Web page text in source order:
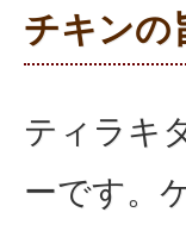
チキンの
ティラキ
ーです。